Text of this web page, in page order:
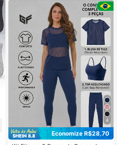
4
Economize R$28,70